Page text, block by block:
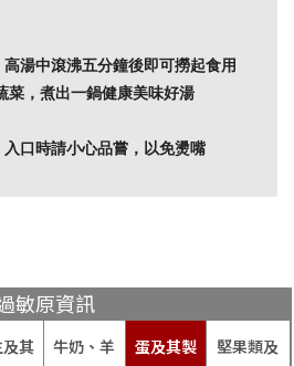
湯中滾沸五分鐘後即可撈起食用
菜，煮出一鍋健康美味好湯
入口時請小心品嘗，以免燙嘴
敏原資訊
其
牛奶、羊
蛋及其製
堅果類及